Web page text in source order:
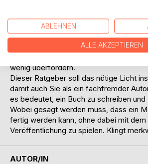
Sie können sowohl eine bahnbrechende
Zeit der Welt haben - nur nützt das
Motivation mangelt. Ist auch diese
wenig überfordern.
Dieser Ratgeber soll das nötige Licht
damit auch Sie als ein fachfremder
es bedeutet, ein Buch zu schreiben
Wobei gesagt werden muss, dass ein
fertig werden kann, ohne dabei mit dem
Veröffentlichung zu spielen. Klingt
AUTOR/IN
ABLEHNEN
ALLE AKZEPTIEREN